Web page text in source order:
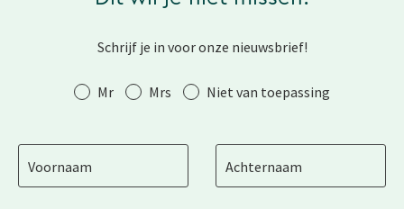
Schrijf je in voor onze nieuwsbrief!
Aanhef Mr Mrs Niet van toepassing
Voornaam Achternaam